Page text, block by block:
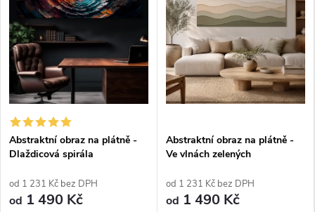
Abstraktní obraz na plátně -
Dlaždicová spirála
od 1 231 Kč bez DPH
od 1 490 Kč
Abstraktní obraz na plátně -
Ve vlnách zelených
od 1 231 Kč bez DPH
od 1 490 Kč